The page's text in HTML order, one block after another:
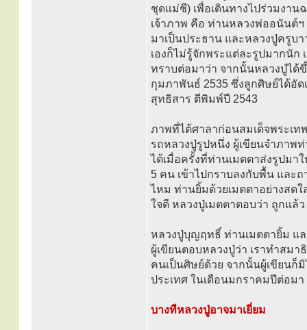
ชุดแม่ชี) เพื่อเดินทางไปร่วมงา
เจ้าภาพ คือ ท่านหลวงพ่ออนันต์ฯ
มาเป็นประธาน และหลวงปู่ครู
เองก็ไม่รู้จักพระแต่ละรูปมากนัก
ทราบต่อมาว่า จากนั้นหลวงปู่ได้
กุมภาพันธ์ 2535 ซึ่งลูกศิษย์ได้อัด
สุทธิสาร ตีพิมพ์ปี 2543
ภาพที่ไต้ศาลาก่อนสมเด็จพระเท
รถหลวงปู่รูปหนึ่ง ผู้เขียนจำภาพ
ได้เมื่อครั้งที่ท่านเมตตาส่งรูปมา
5 คน เข้าไปกราบลงกับพื้น และ
ไหม ท่านยิ้มด้วยเมตตาอย่างสดใ
ใจดี หลวงปู่เมตตาตอบว่า ถูกแล้
หลวงปู่บุญฤทธิ์ ท่านเมตตายิ้ม แล
ผู้เขียนตอบหลวงปู่ว่า เราทำสม
คนเป็นศิษย์ด้วย จากนั้นผู้เขียนก็
ประเทศ ในเดือนมกราคมปีต่อมา
บางทีหลวงปู่อาจมาเยี่ยม